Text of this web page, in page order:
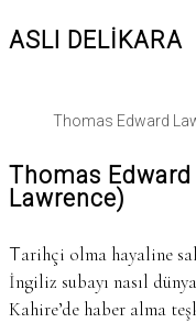
ASLI DELİKARA
Thomas Edward
Thomas
Lawrence)
Tarihçi olma hayaline sahip, arkeolojiye ilgi duyan genç bir
İngiliz subayı nasıl
Kahire’de haber alma